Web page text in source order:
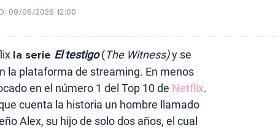
09/06/2026 12:00
la serie El testigo(The Witness)y se
la plataforma de streaming. En menos
en el número 1 del Top 10 de Netflix.
cuenta la historia un hombre llamado
Alex, su hijo de solo dos años, el cual